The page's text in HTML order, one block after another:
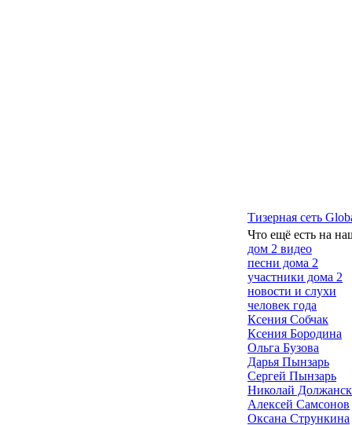
Тизерная сеть
Что ещё есть на
дом 2 видео
песни дома 2
участники дома 2
новости и слухи
человек года
Ксения Собчак
Ксения Бородина
Ольга Бузова
Дарья Пынзарь
Сергей Пынзарь
Николай
Алексей Самсонов
Оксана Стрункина